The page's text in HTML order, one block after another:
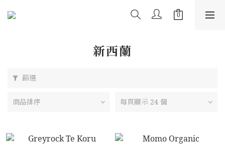
新西蘭
篩選
商品排序 每頁顯示 24 個